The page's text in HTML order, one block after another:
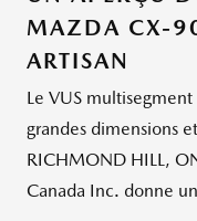
MAZDA CX-
ARTISAN
Le VUS
grandes dimensions
RICHMOND HILL,
Canada Inc. donne